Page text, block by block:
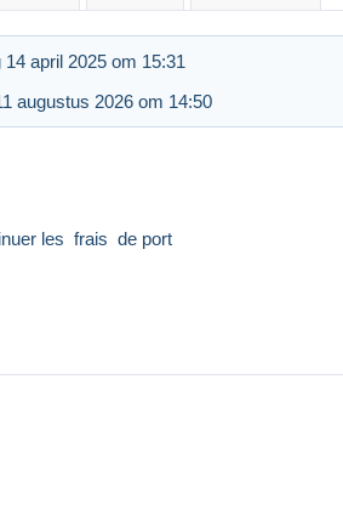
14 april 2025 om 15:31
augustus 2026 om 14:50
les frais de port